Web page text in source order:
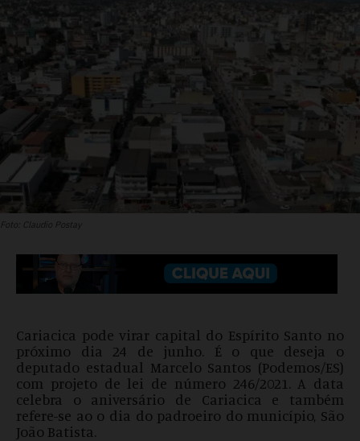
Foto: Claudio Postay
Cariacica pode virar capital do Espírito Santo no
próximo dia 24 de junho. É o que deseja o
deputado estadual Marcelo Santos (Podemos/ES)
com projeto de lei de número 246/2021. A data
celebra o aniversário de Cariacica e também
refere-se ao o dia do padroeiro do município, São
João Batista.